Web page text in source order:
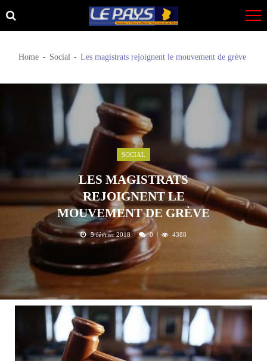
Skip
to
Skip
to
Home Social Les magistrats rejoignent le mouvement de grève
SOCIAL
LES MAGISTRATS
REJOIGNENT LE
MOUVEMENT DE GRÈVE
5 février 2018 0 4388